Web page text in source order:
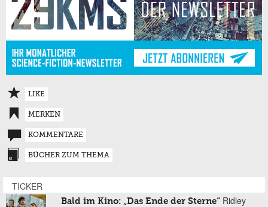
LIKE
MERKEN
KOMMENTARE
BÜCHER ZUM THEMA
TICKER
Bald im Kino: „Das Ende der Sterne“ Ridley